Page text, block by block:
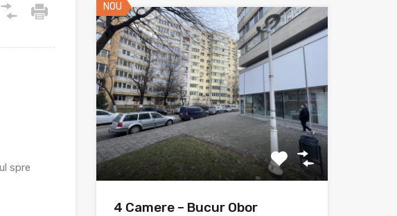
spre
NOU
4 Camere – Bucur Obor